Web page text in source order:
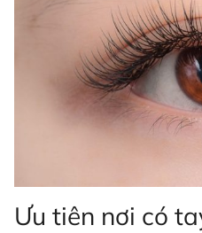
Ưu tiên nơi có